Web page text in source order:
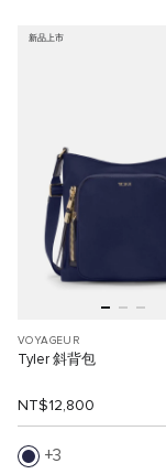
新品上市
VOYAGEUR
Tyler 斜背包
NT$12,800
3